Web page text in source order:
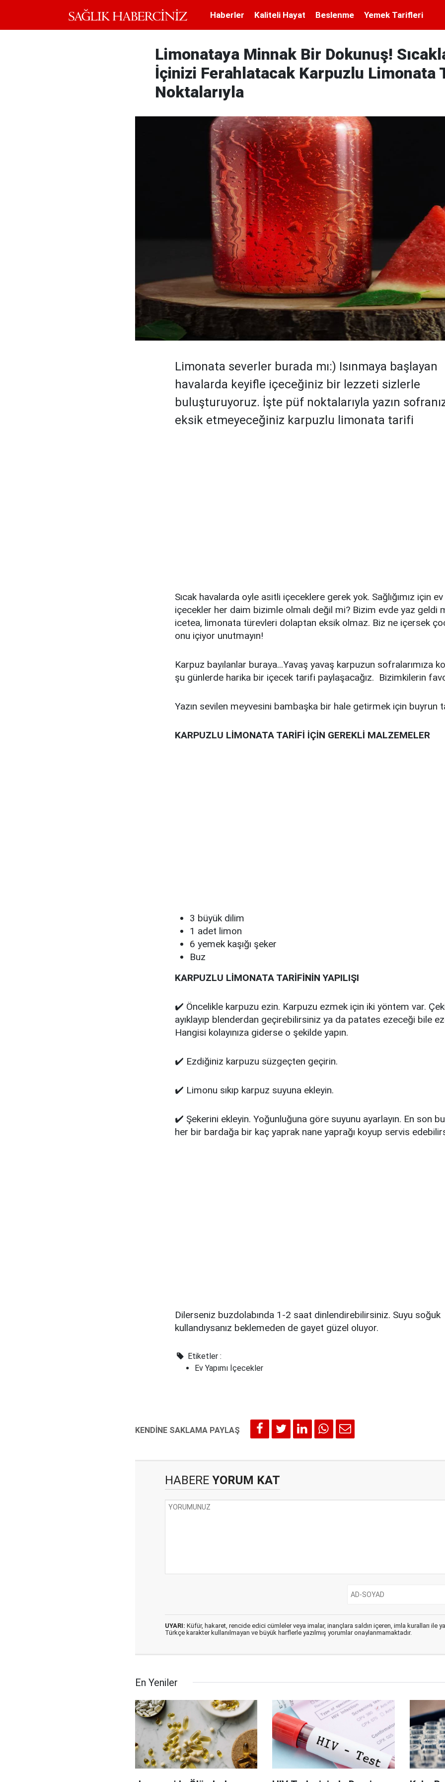
Haberler Kaliteli Hayat Beslenme Yemek Tarifleri
Limonataya Minnak Bir Dokunuş!
İçinizi Ferahlatacak Karpuzlu Limonata
Noktalarıyla
Limonata severler burada mı:) Isınmaya başlayan
havalarda keyifle içeceğiniz bir lezzeti sizlerle
buluşturuyoruz. İşte püf noktalarıyla yazın
eksik etmeyeceğiniz karpuzlu limonata tarifi
Sıcak havalarda oyle asitli içeceklere gerek yok. Sağlığımız için ev
içecekler her daim bizimle olmalı değil mi? Bizim evde yaz geldi
icetea, limonata türevleri dolaptan eksik olmaz. Biz ne içersek
onu içiyor unutmayın!
Karpuz bayılanlar buraya...Yavaş yavaş karpuzun sofralarımıza
şu günlerde harika bir içecek tarifi paylaşacağız. Bizimkilerin
Yazın sevilen meyvesini bambaşka bir hale getirmek için buyrun
KARPUZLU LİMONATA TARİFİ İÇİN GEREKLİ MALZEMELER
3 büyük dilim
1 adet limon
6 yemek kaşığı şeker
Buz
KARPUZLU LİMONATA TARİFİNİN YAPILIŞI
✔️ Öncelikle karpuzu ezin. Karpuzu ezmek için iki yöntem var.
ayıklayıp blenderdan geçirebilirsiniz ya da patates ezeceği bile
Hangisi kolayınıza giderse o şekilde yapın.
✔️ Ezdiğiniz karpuzu süzgeçten geçirin.
✔️ Limonu sıkıp karpuz suyuna ekleyin.
✔️ Şekerini ekleyin. Yoğunluğuna göre suyunu ayarlayın. En son
her bir bardağa bir kaç yaprak nane yaprağı koyup servis
Dilerseniz buzdolabında 1-2 saat dinlendirebilirsiniz. Suyu soğuk
kullandıysanız beklemeden de gayet güzel oluyor.
Etiketler :
Ev Yapımı İçecekler
HABEREYORUM KAT
UYARI: Küfür, hakaret, rencide edici cümleler veya imalar, inançlara saldırı içeren, imla kuralları ile
Türkçe karakter kullanılmayan ve büyük harflerle yazılmış yorumlar onaylanmamaktadır.
En Yeniler